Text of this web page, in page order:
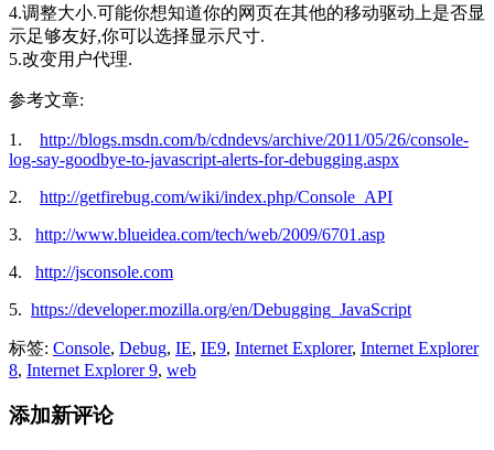
4.调整大小.可能你想知道你的网页在其他的移动驱动上是否显
示足够友好,你可以选择显示尺寸.
5.改变用户代理.
参考文章:
1. http://blogs.msdn.com/b/cdndevs/archive/2011/05/26/console-
log-say-goodbye-to-javascript-alerts-for-debugging.aspx
2. http://getfirebug.com/wiki/index.php/Console_API
3. http://www.blueidea.com/tech/web/2009/6701.asp
4. http://jsconsole.com
5. https://developer.mozilla.org/en/Debugging_JavaScript
标签: Console, Debug, IE, IE9, Internet Explorer, Internet Explorer
8, Internet Explorer 9, web
添加新评论